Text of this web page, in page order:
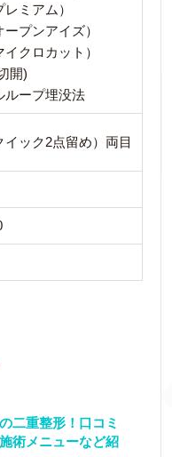
ミアム）
プンアイズ）
クロカット）
開)
ループ埋没法
イック2点留め）両目
二重整形！口コミ
術メニューなど紹